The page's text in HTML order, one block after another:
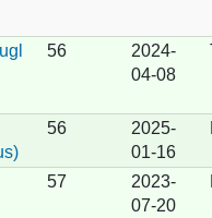
56
2024-
04-08
56
2025-
01-16
57
2023-
07-20